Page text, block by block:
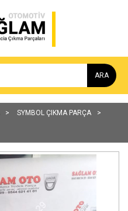
ARA
SYMBOL ÇIKMA PARÇA